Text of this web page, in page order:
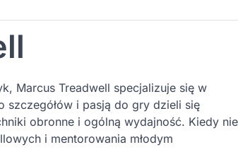
Marcus Treadwell specjalizuje się w
szczegółów i pasją do gry dzieli się
obronne i ogólną wydajność. Kiedy nie
i mentorowania młodym